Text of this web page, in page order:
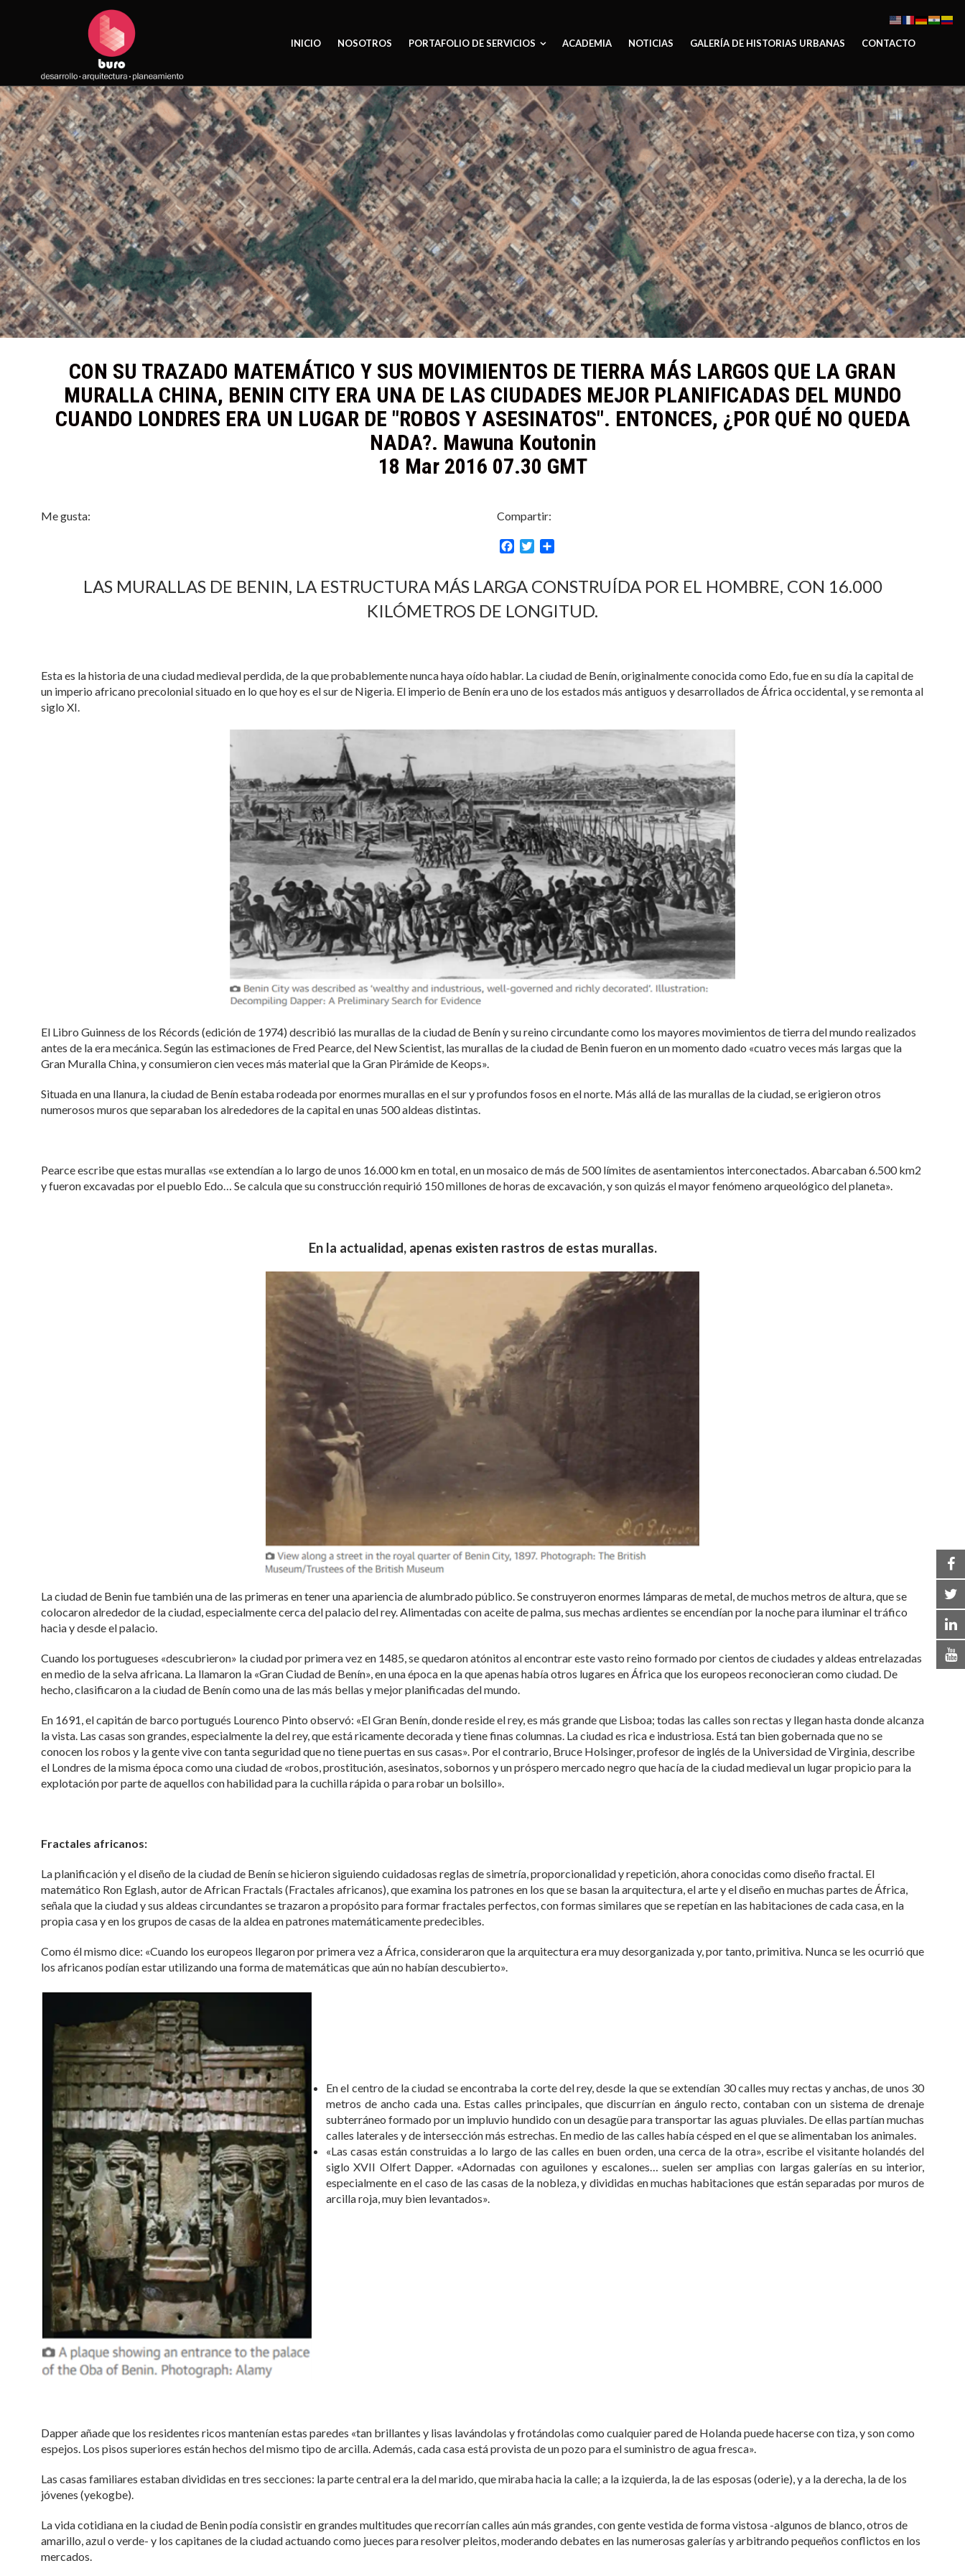
INICIO NOSOTROS PORTAFOLIO DE SERVICIOS ACADEMIA NOTICIAS GALERÍA DE HISTORIAS URBANAS CONTACTO
CON SU TRAZADO MATEMÁTICO Y SUS MOVIMIENTOS DE TIERRA MÁS LARGOS QUE LA GRAN
MURALLA CHINA, BENIN CITY ERA UNA DE LAS CIUDADES MEJOR PLANIFICADAS DEL MUNDO
CUANDO LONDRES ERA UN LUGAR DE "ROBOS Y ASESINATOS". ENTONCES, ¿POR QUÉ NO QUEDA
NADA?. Mawuna Koutonin
18 Mar 2016 07.30 GMT
Me gusta: Compartir:
Facebook
Twitter
LAS MURALLAS DE BENIN, LA ESTRUCTURA MÁS LARGA CONSTRUÍDA POR EL HOMBRE, CON 16.000
KILÓMETROS DE LONGITUD.
Esta es la historia de una ciudad medieval perdida, de la que probablemente nunca haya oído hablar. La ciudad de Benín, originalmente conocida como Edo, fue en su día la capital de
un imperio africano precolonial situado en lo que hoy es el sur de Nigeria. El imperio de Benín era uno de los estados más antiguos y desarrollados de África occidental, y se remonta al
siglo XI.
El Libro Guinness de los Récords (edición de 1974) describió las murallas de la ciudad de Benín y su reino circundante como los mayores movimientos de tierra del mundo realizados
antes de la era mecánica. Según las estimaciones de Fred Pearce, del New Scientist, las murallas de la ciudad de Benin fueron en un momento dado «cuatro veces más largas que la
Gran Muralla China, y consumieron cien veces más material que la Gran Pirámide de Keops».
Situada en una llanura, la ciudad de Benín estaba rodeada por enormes murallas en el sur y profundos fosos en el norte. Más allá de las murallas de la ciudad, se erigieron otros
numerosos muros que separaban los alrededores de la capital en unas 500 aldeas distintas.
Pearce escribe que estas murallas «se extendían a lo largo de unos 16.000 km en total, en un mosaico de más de 500 límites de asentamientos interconectados. Abarcaban 6.500 km2
y fueron excavadas por el pueblo Edo… Se calcula que su construcción requirió 150 millones de horas de excavación, y son quizás el mayor fenómeno arqueológico del planeta».
En la actualidad, apenas existen rastros de estas murallas.
La ciudad de Benin fue también una de las primeras en tener una apariencia de alumbrado público. Se construyeron enormes lámparas de metal, de muchos metros de altura, que se
colocaron alrededor de la ciudad, especialmente cerca del palacio del rey. Alimentadas con aceite de palma, sus mechas ardientes se encendían por la noche para iluminar el tráfico
hacia y desde el palacio.
Cuando los portugueses «descubrieron» la ciudad por primera vez en 1485, se quedaron atónitos al encontrar este vasto reino formado por cientos de ciudades y aldeas entrelazadas
en medio de la selva africana. La llamaron la «Gran Ciudad de Benín», en una época en la que apenas había otros lugares en África que los europeos reconocieran como ciudad. De
hecho, clasificaron a la ciudad de Benín como una de las más bellas y mejor planificadas del mundo.
En 1691, el capitán de barco portugués Lourenco Pinto observó: «El Gran Benín, donde reside el rey, es más grande que Lisboa; todas las calles son rectas y llegan hasta donde alcanza
la vista. Las casas son grandes, especialmente la del rey, que está ricamente decorada y tiene finas columnas. La ciudad es rica e industriosa. Está tan bien gobernada que no se
conocen los robos y la gente vive con tanta seguridad que no tiene puertas en sus casas». Por el contrario, Bruce Holsinger, profesor de inglés de la Universidad de Virginia, describe
el Londres de la misma época como una ciudad de «robos, prostitución, asesinatos, sobornos y un próspero mercado negro que hacía de la ciudad medieval un lugar propicio para la
explotación por parte de aquellos con habilidad para la cuchilla rápida o para robar un bolsillo».
Fractales africanos:
La planificación y el diseño de la ciudad de Benín se hicieron siguiendo cuidadosas reglas de simetría, proporcionalidad y repetición, ahora conocidas como diseño fractal. El
matemático Ron Eglash, autor de African Fractals (Fractales africanos), que examina los patrones en los que se basan la arquitectura, el arte y el diseño en muchas partes de África,
señala que la ciudad y sus aldeas circundantes se trazaron a propósito para formar fractales perfectos, con formas similares que se repetían en las habitaciones de cada casa, en la
propia casa y en los grupos de casas de la aldea en patrones matemáticamente predecibles.
Como él mismo dice: «Cuando los europeos llegaron por primera vez a África, consideraron que la arquitectura era muy desorganizada y, por tanto, primitiva. Nunca se les ocurrió que
los africanos podían estar utilizando una forma de matemáticas que aún no habían descubierto».
En el centro de la ciudad se encontraba la corte del rey, desde la que se extendían 30 calles muy rectas y anchas, de unos 30
metros de ancho cada una. Estas calles principales, que discurrían en ángulo recto, contaban con un sistema de drenaje
subterráneo formado por un impluvio hundido con un desagüe para transportar las aguas pluviales. De ellas partían muchas
calles laterales y de intersección más estrechas. En medio de las calles había césped en el que se alimentaban los animales.
«Las casas están construidas a lo largo de las calles en buen orden, una cerca de la otra», escribe el visitante holandés del
siglo XVII Olfert Dapper. «Adornadas con aguilones y escalones… suelen ser amplias con largas galerías en su interior,
especialmente en el caso de las casas de la nobleza, y divididas en muchas habitaciones que están separadas por muros de
arcilla roja, muy bien levantados».
Dapper añade que los residentes ricos mantenían estas paredes «tan brillantes y lisas lavándolas y frotándolas como cualquier pared de Holanda puede hacerse con tiza, y son como
espejos. Los pisos superiores están hechos del mismo tipo de arcilla. Además, cada casa está provista de un pozo para el suministro de agua fresca».
Las casas familiares estaban divididas en tres secciones: la parte central era la del marido, que miraba hacia la calle; a la izquierda, la de las esposas (oderie), y a la derecha, la de los
jóvenes (yekogbe).
La vida cotidiana en la ciudad de Benin podía consistir en grandes multitudes que recorrían calles aún más grandes, con gente vestida de forma vistosa -algunos de blanco, otros de
amarillo, azul o verde- y los capitanes de la ciudad actuando como jueces para resolver pleitos, moderando debates en las numerosas galerías y arbitrando pequeños conflictos en los
mercados.